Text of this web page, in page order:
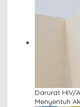
Darurat HIV/
Menyentuh